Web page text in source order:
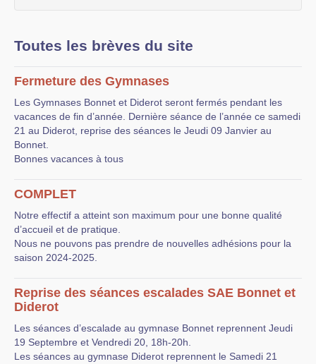
Toutes les brèves du site
Fermeture des Gymnases
Les Gymnases Bonnet et Diderot seront fermés pendant les
vacances de fin d’année. Dernière séance de l’année ce samedi
21 au Diderot, reprise des séances le Jeudi 09 Janvier au
Bonnet.
Bonnes vacances à tous
COMPLET
Notre effectif a atteint son maximum pour une bonne qualité
d’accueil et de pratique.
Nous ne pouvons pas prendre de nouvelles adhésions pour la
saison 2024-2025.
Reprise des séances escalades SAE Bonnet et
Diderot
Les séances d’escalade au gymnase Bonnet reprennent Jeudi
19 Septembre et Vendredi 20, 18h-20h.
Les séances au gymnase Diderot reprennent le Samedi 21